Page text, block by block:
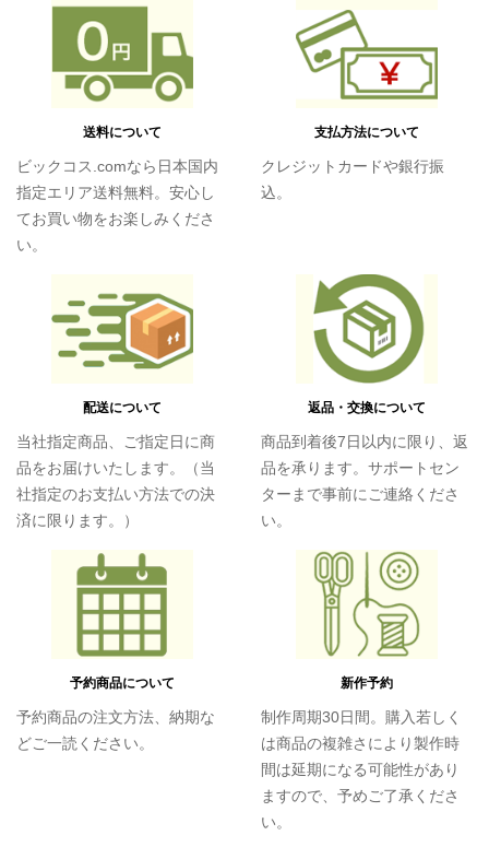
送料について
ビックコス.comなら日本国内
指定エリア送料無料。安心し
てお買い物をお楽しみくださ
い。
支払方法について
クレジットカードや銀行振
込。
配送について
当社指定商品、ご指定日に商
品をお届けいたします。（当
社指定のお支払い方法での決
済に限ります。）
返品・交換について
商品到着後7日以内に限り、返
品を承ります。サポートセン
ターまで事前にご連絡くださ
い。
予約商品について
予約商品の注文方法、納期な
どご一読ください。
新作予約
制作周期30日間。購入若しく
は商品の複雑さにより製作時
間は延期になる可能性があり
ますので、予めご了承くださ
い。